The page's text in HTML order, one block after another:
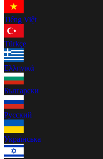
Tiếng Việt
Türkçe
Ελληνικά
Български
Русский
Українська